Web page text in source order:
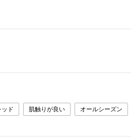
ッド 肌触りが良い オールシーズン